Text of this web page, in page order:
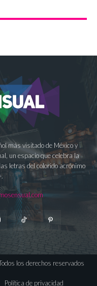
más visitado de México y
un espacio que celebra la
letras del colorido acrónimo
los derechos reservados
Política de privacidad